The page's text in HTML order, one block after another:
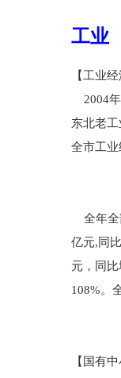
工业
【工业
2004年
东北老
全市工业
全年全
亿元,同
元，同
108%。
【国有